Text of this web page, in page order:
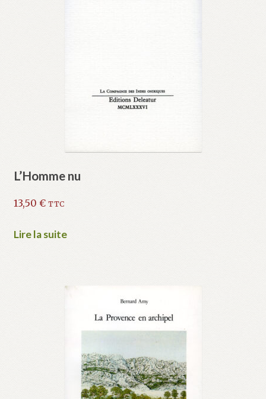
L’Homme nu
13,50 € TTC
Lire la suite